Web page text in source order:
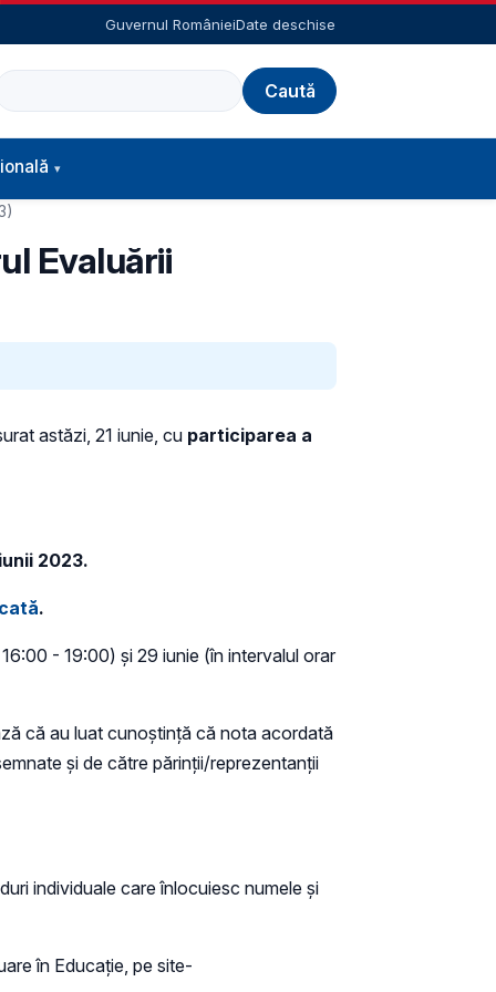
Guvernul RomânieiDate deschise
Evaluării
astăzi, 21 iunie, cu participarea a
2023.
.
- 19:00) și 29 iunie (în intervalul orar
că au luat cunoștință că nota acordată
și de către părinții/reprezentanții
individuale care înlocuiesc numele și
în Educație, pe site-